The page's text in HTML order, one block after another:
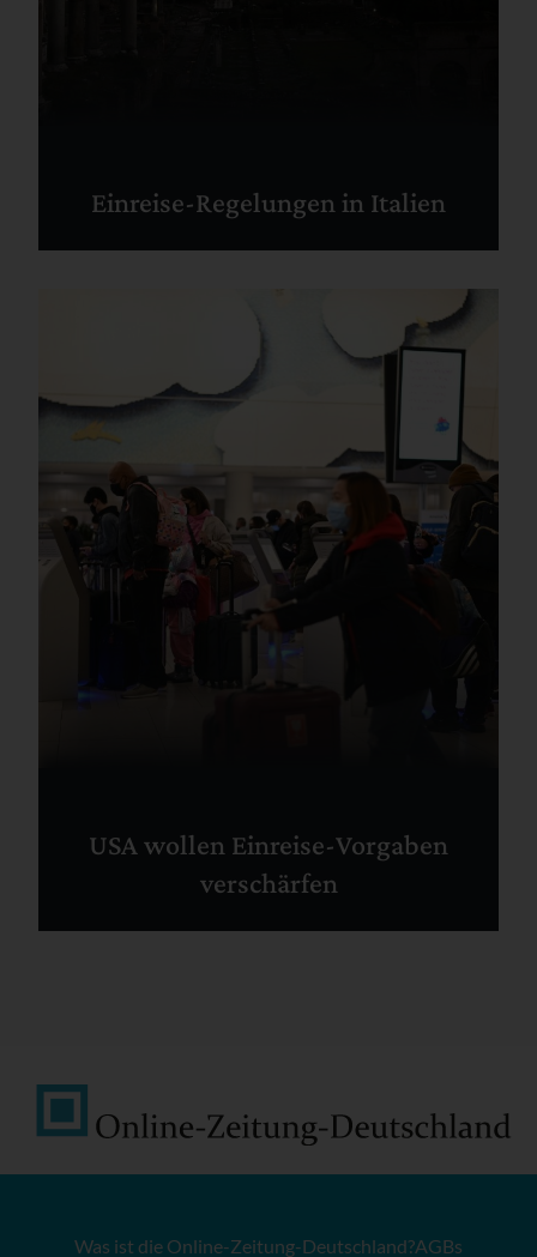
Einreise-Regelungen in Italien
USA wollen Einreise-Vorgaben
verschärfen
Was ist die Online-Zeitung-Deutschland?AGBs